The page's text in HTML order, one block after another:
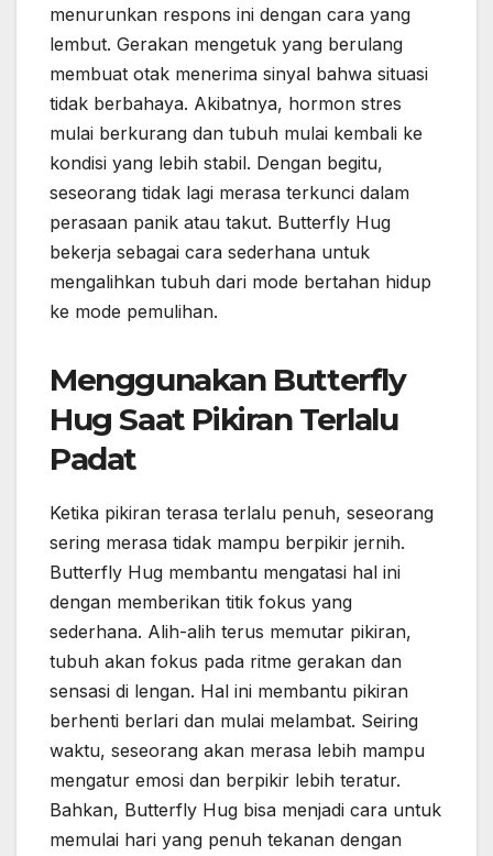
menurunkan respons ini dengan cara yang
lembut. Gerakan mengetuk yang berulang
membuat otak menerima sinyal bahwa situasi
tidak berbahaya. Akibatnya, hormon stres
mulai berkurang dan tubuh mulai kembali ke
kondisi yang lebih stabil. Dengan begitu,
seseorang tidak lagi merasa terkunci dalam
perasaan panik atau takut. Butterfly Hug
bekerja sebagai cara sederhana untuk
mengalihkan tubuh dari mode bertahan hidup
ke mode pemulihan.
Menggunakan Butterfly
Hug Saat Pikiran Terlalu
Padat
Ketika pikiran terasa terlalu penuh, seseorang
sering merasa tidak mampu berpikir jernih.
Butterfly Hug membantu mengatasi hal ini
dengan memberikan titik fokus yang
sederhana. Alih-alih terus memutar pikiran,
tubuh akan fokus pada ritme gerakan dan
sensasi di lengan. Hal ini membantu pikiran
berhenti berlari dan mulai melambat. Seiring
waktu, seseorang akan merasa lebih mampu
mengatur emosi dan berpikir lebih teratur.
Bahkan, Butterfly Hug bisa menjadi cara untuk
memulai hari yang penuh tekanan dengan